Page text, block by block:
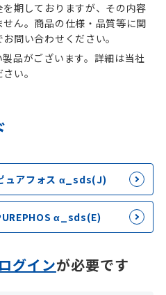
期しておりますが、その内容
ん。商品の仕様・品質等に関
問い合わせください。
品がございます。詳細は当社
い。
ュアフォス α_sds(J)
α_sds(E)
ログインが必要です